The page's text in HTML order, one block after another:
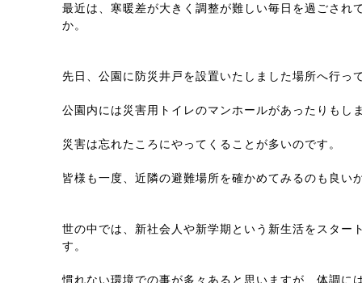
最近は、寒暖差が大きく調整が難しい毎日を過ごされ
か。
先日、公園に防災井戸を設置いたしました場所へ行っ
公園内には災害用トイレのマンホールがあったりもし
災害は忘れたころにやってくることが多いのです。
皆様も一度、近隣の避難場所を確かめてみるのも良い
世の中では、新社会人や新学期という新生活をスター
す。
慣れない環境での事が多々あると思いますが、体調に